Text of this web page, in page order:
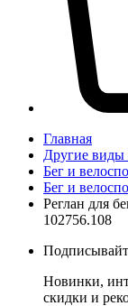
Главная
Другие виды
Бег и
Бег и
Реглан для
102756.108
Новинки,
скидки и